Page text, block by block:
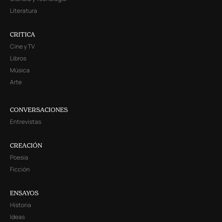
Literatura
CRITICA
Cine y TV
Libros
Música
Arte
CONVERSACIONES
Entrevistas
CREACIÓN
Poesía
Ficción
ENSAYOS
Historia
Ideas